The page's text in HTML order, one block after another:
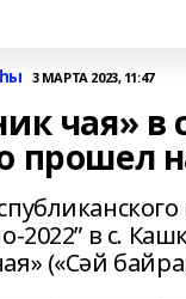
3 МАРТА 2023, 11:47
чая» в
прошел
2022” в с.
(«Сәй